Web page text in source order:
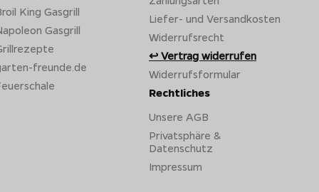
King Gasgrill
Gasgrill
freunde.de
Liefer- und Versandkosten
Widerrufsrecht
Vertrag widerrufen
Widerrufsformular
Rechtliches
Unsere AGB
Privatsphäre &
Datenschutz
Impressum